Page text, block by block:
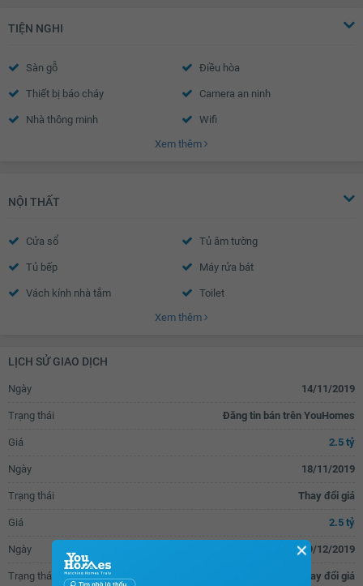
TIỆN NGHI
Sàn gỗ Điều hòa
Thiết bị báo cháy Camera an ninh
Nhà thông minh Wifi
Trần thạch cao
Xem thêm
NỘI THẤT
Cửa sổ Tủ âm tường
Tủ bếp Máy rửa bát
Vách kính nhà tắm Toilet
Bồn rửa mặt
Xem thêm
LỊCH SỬ GIAO DỊCH
Ngày 14/11/2019
Trạng thái Đăng tin bán trên YouHomes
Giá 2.5 tỷ
Ngày 18/11/2019
Trạng thái Thay đổi giá
Giá 2.5 tỷ
Ngày 09/12/2019
Trạng thái Thay đổi giá
✕